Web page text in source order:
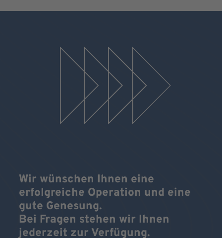
Wir wünschen Ihnen eine
erfolgreiche Operation und eine
gute Genesung.
Bei Fragen stehen wir Ihnen
jederzeit zur Verfügung.